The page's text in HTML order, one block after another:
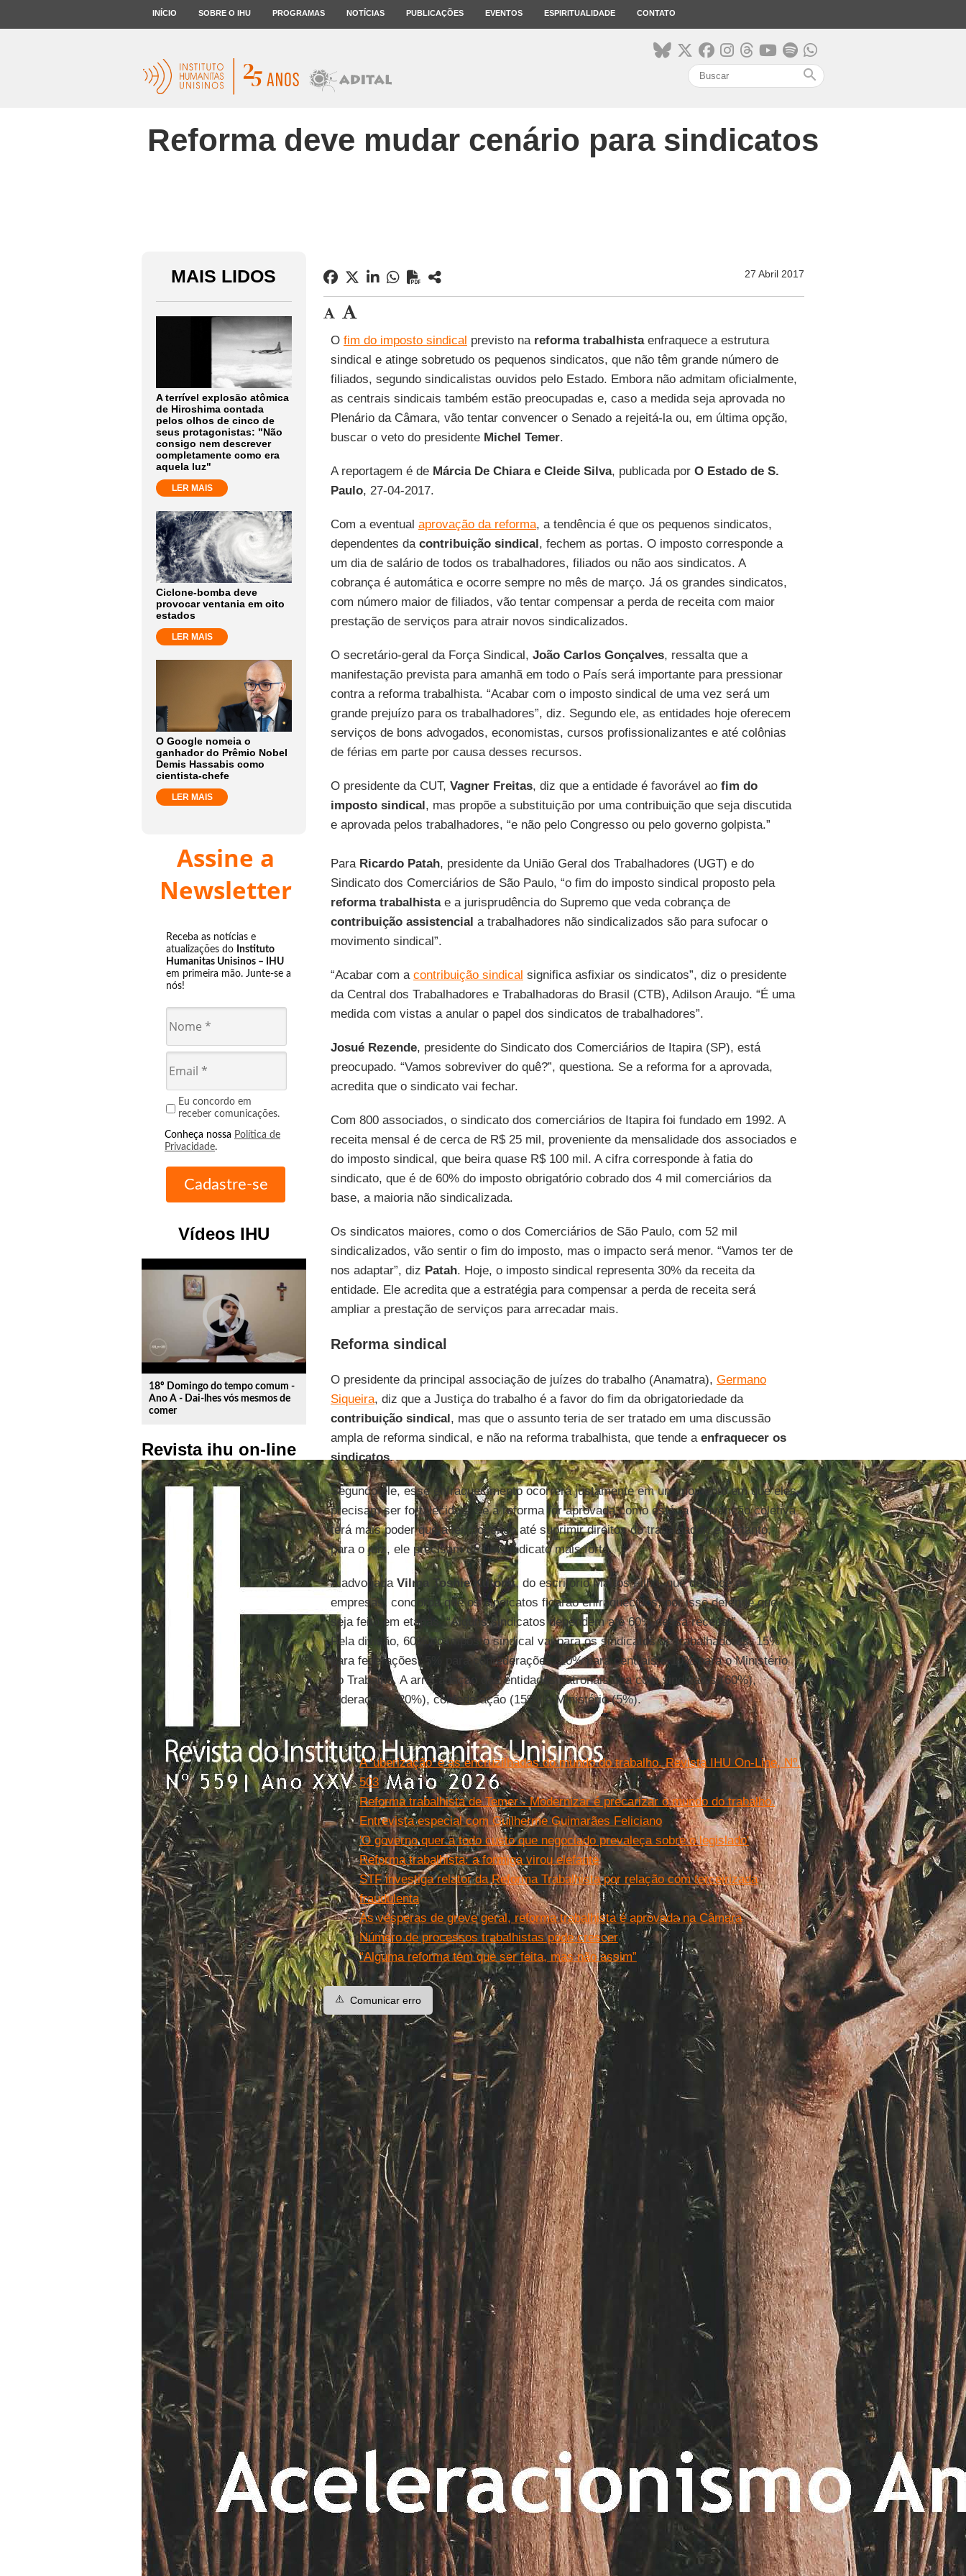
INÍCIO SOBRE O IHU PROGRAMAS NOTÍCIAS PUBLICAÇÕES EVENTOS ESPIRITUALIDADE CONTATO
search
Reforma deve mudar cenário para sindicatos
MAIS LIDOS
A terrível explosão atômica
de Hiroshima contada
pelos olhos de cinco de
seus protagonistas: "Não
consigo nem descrever
completamente como era
aquela luz"
LER MAIS
Ciclone-bomba deve
provocar ventania em oito
estados
LER MAIS
O Google nomeia o
ganhador do Prêmio Nobel
Demis Hassabis como
cientista-chefe
LER MAIS
Assine a
Newsletter
Receba as notícias e
atualizações do Instituto
Humanitas Unisinos – IHU
em primeira mão. Junte-se a
nós!
Eu concordo em
receber comunicações.
Conheça nossa Política de
Privacidade.
Vídeos IHU
play_circle_outline
18º Domingo do tempo comum -
Ano A - Dai-lhes vós mesmos de
comer
Revista ihu on-line
27 Abril 2017
O fim do imposto sindical previsto nareforma trabalhistaenfraquece a estrutura
sindical e atinge sobretudo os pequenos sindicatos, que não têm grande número de
filiados, segundo sindicalistas ouvidos pelo Estado. Embora não admitam oficialmente,
as centrais sindicais também estão preocupadas e, caso a medida seja aprovada no
Plenário da Câmara, vão tentar convencer o Senado a rejeitá-la ou, em última opção,
buscar o veto do presidente Michel Temer.
A reportagem é deMárcia De Chiara e Cleide Silva, publicada por O Estado de S.
Paulo, 27-04-2017.
Com a eventual aprovação da reforma, a tendência é que os pequenos sindicatos,
dependentes da contribuição sindical, fechem as portas. O imposto corresponde a
um dia de salário de todos os trabalhadores, filiados ou não aos sindicatos. A
cobrança é automática e ocorre sempre no mês de março. Já os grandes sindicatos,
com número maior de filiados, vão tentar compensar a perda de receita com maior
prestação de serviços para atrair novos sindicalizados.
O secretário-geral da Força Sindical, João Carlos Gonçalves, ressalta que a
manifestação prevista para amanhã em todo o País será importante para pressionar
contra a reforma trabalhista. “Acabar com o imposto sindical de uma vez será um
grande prejuízo para os trabalhadores”, diz. Segundo ele, as entidades hoje oferecem
serviços de bons advogados, economistas, cursos profissionalizantes e até colônias
de férias em parte por causa desses recursos.
O presidente da CUT, Vagner Freitas, diz que a entidade é favorável ao fim do
imposto sindical, mas propõe a substituição por uma contribuição que seja discutida
e aprovada pelos trabalhadores, “e não pelo Congresso ou pelo governo golpista.”
Para Ricardo Patah, presidente da União Geral dos Trabalhadores (UGT) e do
Sindicato dos Comerciários de São Paulo, “o fim do imposto sindical proposto pela
reforma trabalhistae a jurisprudência do Supremo que veda cobrança de
contribuição assistencial a trabalhadores não sindicalizados são para sufocar o
movimento sindical”.
“Acabar com a contribuição sindical significa asfixiar os sindicatos”, diz o presidente
da Central dos Trabalhadores e Trabalhadoras do Brasil (CTB), Adilson Araujo. “É uma
medida com vistas a anular o papel dos sindicatos de trabalhadores”.
Josué Rezende, presidente do Sindicato dos Comerciários de Itapira (SP), está
preocupado. “Vamos sobreviver do quê?”, questiona. Se a reforma for a aprovada,
acredita que o sindicato vai fechar.
Com 800 associados, o sindicato dos comerciários de Itapira foi fundado em 1992. A
receita mensal é de cerca de R$ 25 mil, proveniente da mensalidade dos associados e
do imposto sindical, que beira quase R$ 100 mil. A cifra corresponde à fatia do
sindicato, que é de 60% do imposto obrigatório cobrado dos 4 mil comerciários da
base, a maioria não sindicalizada.
Os sindicatos maiores, como o dos Comerciários de São Paulo, com 52 mil
sindicalizados, vão sentir o fim do imposto, mas o impacto será menor. “Vamos ter de
nos adaptar”, diz Patah. Hoje, o imposto sindical representa 30% da receita da
entidade. Ele acredita que a estratégia para compensar a perda de receita será
ampliar a prestação de serviços para arrecadar mais.
Reforma sindical
O presidente da principal associação de juízes do trabalho (Anamatra), Germano
Siqueira, diz que a Justiça do trabalho é a favor do fim da obrigatoriedade da
contribuição sindical, mas que o assunto teria de ser tratado em uma discussão
ampla de reforma sindical, e não na reforma trabalhista, que tende a enfraquecer os
sindicatos.
Segundo ele, esse enfraquecimento ocorrerá justamente em um momento em que eles
precisam ser fortalecidos. Se a reforma for aprovada como está, a convenção coletiva
terá mais poder que a lei, podendo até suprimir direitos do trabalhador, e portanto,
para o juiz, ele precisam de um sindicato mais forte.
A advogada Vilma Toshie Kutomi, do escritório Mattos Filho, que defende as
empresas, concorda que os sindicatos ficarão enfraquecidos, por isso defende que
seja feito em etapas. “Alguns sindicatos dependem até 60% dessa receita.”
Pela divisão, 60% do imposto sindical vai para os sindicatos de trabalhadores, 15%
para federações, 5% para confederações, 10% para centrais e 10% para o Ministério
do Trabalho. A arrecadação das entidades patronais fica com sindicatos (60%),
federações (20%), confederação (15%) e Ministério (5%).
Leia mais
A ‘uberização’ e as encruzilhadas do mundo do trabalho. Revista IHU On-Line, Nº.
503
Reforma trabalhista de Temer - Modernizar é precarizar o mundo do trabalho.
Entrevista especial com Guilherme Guimarães Feliciano
'O governo quer a todo custo que negociado prevaleça sobre o legislado'
Reforma trabalhista: a formiga virou elefante
STF investiga relator da Reforma Trabalhista por relação com terceirizada
fraudulenta
Às vésperas de greve geral, reforma trabalhista é aprovada na Câmara
Número de processos trabalhistas pode crescer
“Alguma reforma tem que ser feita, mas não assim”
⚠️ Comunicar erro